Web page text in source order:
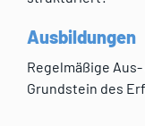
Ausbildungen
Regelmäßige
Grundstein des